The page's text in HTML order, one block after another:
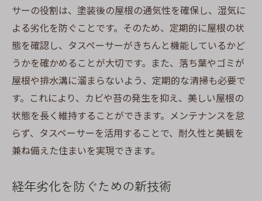
サーの役割は、塗装後の屋根の通気性を確保し、湿気に
よる劣化を防ぐことです。そのため、定期的に屋根の状
態を確認し、タスペーサーがきちんと機能しているかど
うかを確かめることが大切です。また、落ち葉やゴミが
屋根や排水溝に溜まらないよう、定期的な清掃も必要で
す。これにより、カビや苔の発生を抑え、美しい屋根の
状態を長く維持することができます。メンテナンスを怠
らず、タスペーサーを活用することで、耐久性と美観を
兼ね備えた住まいを実現できます。
経年劣化を防ぐための新技術